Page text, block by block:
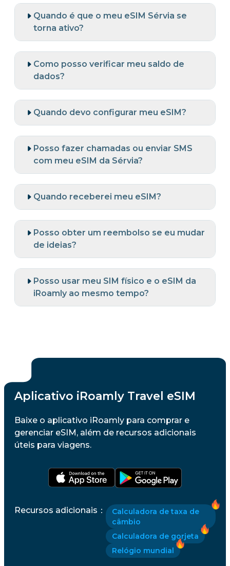
Quando é que o meu eSIM Sérvia se
torna ativo?
Como posso verificar meu saldo de
dados?
Quando devo configurar meu eSIM?
Posso fazer chamadas ou enviar SMS
com meu eSIM da Sérvia?
Quando receberei meu eSIM?
Posso obter um reembolso se eu mudar
de ideias?
Posso usar meu SIM físico e o eSIM da
iRoamly ao mesmo tempo?
Aplicativo iRoamly Travel eSIM
Baixe o aplicativo iRoamly para comprar e
gerenciar eSIM, além de recursos adicionais
úteis para viagens.
Recursos adicionais ：
Calculadora de taxa de
câmbio
Calculadora de gorjeta
Relógio mundial